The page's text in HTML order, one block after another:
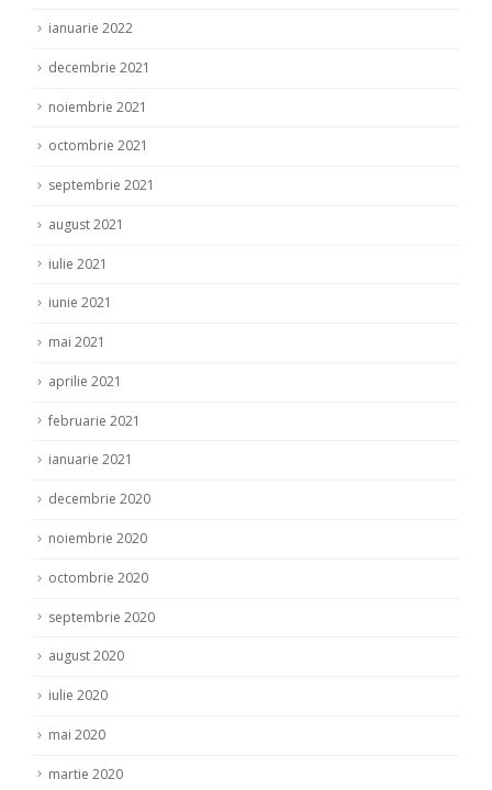
ianuarie 2022
decembrie 2021
noiembrie 2021
octombrie 2021
septembrie 2021
august 2021
iulie 2021
iunie 2021
mai 2021
aprilie 2021
februarie 2021
ianuarie 2021
decembrie 2020
noiembrie 2020
octombrie 2020
septembrie 2020
august 2020
iulie 2020
mai 2020
martie 2020